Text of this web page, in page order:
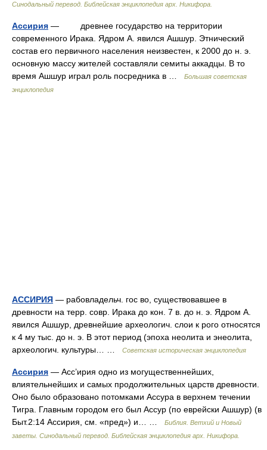
Синодальный перевод. Библейская энциклопедия арх. Никифора.
Ассирия — древнее государство на территории
современного Ирака. Ядром А. явился Ашшур. Этнический
состав его первичного населения неизвестен, к 2000 до н. э.
основную массу жителей составляли семиты аккадцы. В то
время Ашшур играл роль посредника в …
Большая советская
энциклопедия
АССИРИЯ — рабовладельч. гос во, существовавшее в
древности на терр. совр. Ирака до кон. 7 в. до н. э. Ядром А.
явился Ашшур, древнейшие археологич. слои к рого относятся
к 4 му тыс. до н. э. В этот период (эпоха неолита и энеолита,
археологич. культуры… …
Советская историческая энциклопедия
Ассирия — Асс’ирия одно из могущественнейших,
влиятельнейших и самых продолжительных царств древности.
Оно было образовано потомками Ассура в верхнем течении
Тигра. Главным городом его был Ассур (по еврейски Ашшур) (в
Быт.2:14 Ассирия, см. «пред») и… …
Библия. Ветхий и Новый
заветы. Синодальный перевод. Библейская энциклопедия арх. Никифора.